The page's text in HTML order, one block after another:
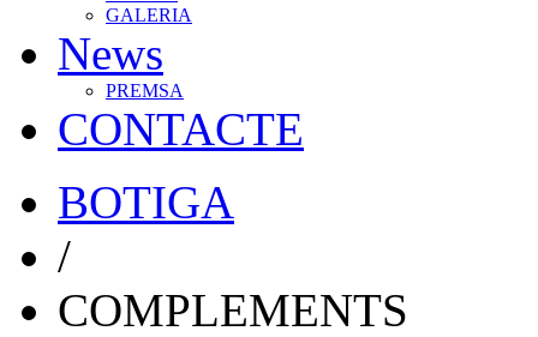
GALERIA
News
PREMSA
CONTACTE
BOTIGA
/
COMPLEMENTS